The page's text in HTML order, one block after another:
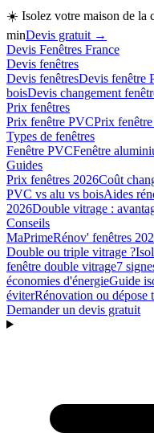
☀️ Isolez votre maison de la
minDevis gratuit →
Devis Fenêtres France
Devis fenêtres
Devis fenêtresDevis fenêtre
boisDevis changement
Prix fenêtres
Prix fenêtre PVCPrix
Types de fenêtres
Fenêtre PVCFenêtre
Guides
Prix fenêtres 2026Coût
PVC vs alu vs boisAides
2026Double vitrage :
Conseils
MaPrimeRénov' fenêtres
Double ou triple vitrage ?
fenêtre double vitrage7
économies d'énergieGuide
éviterRénovation ou dépose
Demander un devis gratuit